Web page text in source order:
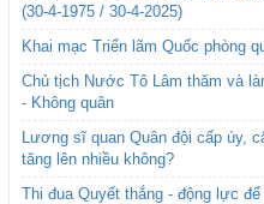
(30-4-1975 / 30-4-2025)
Khai mạc Triển lãm Quốc phòng
Chủ tịch Nước Tô Lâm thăm và
- Không quân
Lương sĩ quan Quân đội cấp úy,
tăng lên nhiều không?
Thi đua Quyết thắng - động lực